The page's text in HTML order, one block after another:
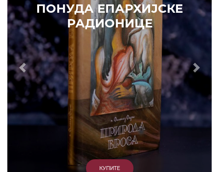
ПОНУДА ЕПАРХИЈСКЕ
РАДИОНИЦЕ
КУПИТЕ
Prethodni